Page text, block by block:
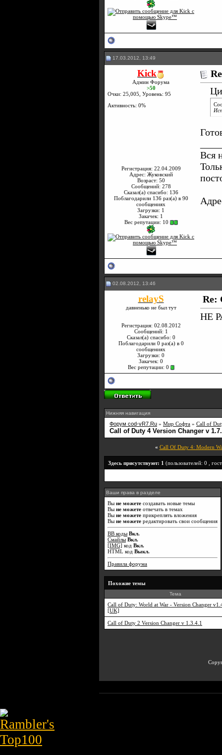
17.03.2012, 13:49
Kick
Админ Форума
>50
Очки: 25,005, Уровень: 95
Активность: 0%
Регистрация: 22.04.2009
Адрес: Жуковский
Возраст: 50
Сообщений: 278
Сказал(а) спасибо: 136
Поблагодарили 136 раз(а) в 90
сообщениях
Загрузки: 1
Закачек: 1
Вес репутации: 10
Вся
02.08.2012, 13:46
relayS
давненько не был тут
Регистрация: 02.08.2012
Сообщений: 1
Сказал(а) спасибо: 0
Поблагодарили 0 раз(а) в 0
сообщениях
Загрузки: 0
Закачек: 0
Вес репутации: 0
Re:
НЕ
Нижняя навигация
Форум cod-vR7.Ru » Мир Софта » Call of
Call of Duty 4 Version Changer v
« Call Of Duty 4: Modern
Здесь присутствуют: 1 (пользователей: 0 ,
Ваши права в разделе
Вы не можете создавать новые темы
Вы не можете отвечать в темах
Вы не можете прикреплять вложения
Вы не можете редактировать свои сообщения
BB коды Вкл.
Смайлы Вкл.
[IMG] код Вкл.
HTML код Выкл.
Правила форума
Похожие темы
Тема
Call of Duty: World at War - Version Changer
[UK]
Call of Duty 2 Version Changer v 1.3.4.1